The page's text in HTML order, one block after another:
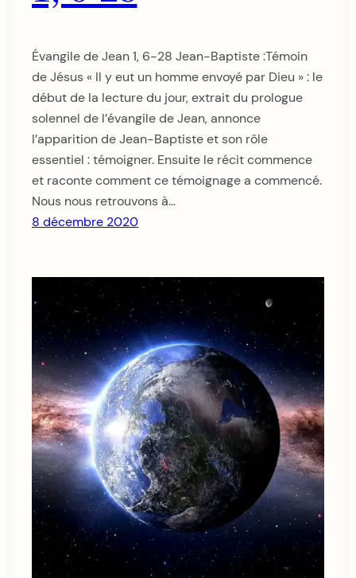
Évangile de Jean 1, 6-28 Jean-Baptiste :Témoin
de Jésus « Il y eut un homme envoyé par Dieu » : le
début de la lecture du jour, extrait du prologue
solennel de l’évangile de Jean, annonce
l’apparition de Jean-Baptiste et son rôle
essentiel : témoigner. Ensuite le récit commence
et raconte comment ce témoignage a commencé.
Nous nous retrouvons à…
8 décembre 2020